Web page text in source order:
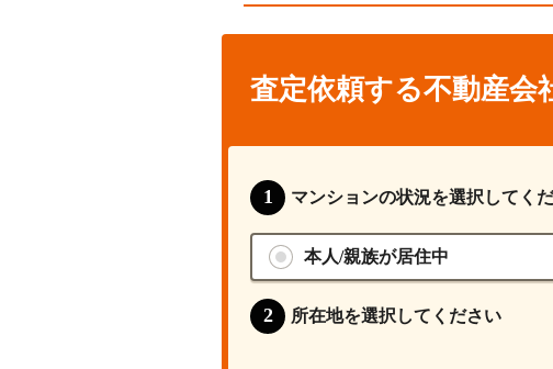
査定依頼する不動産会
マンションの状況を選択してく
本人/親族が居住中
所在地を選択してください